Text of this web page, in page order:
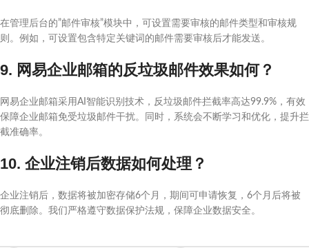
在管理后台的”邮件审核”模块中，可设置需要审核的邮件类型和审核规
则。例如，可设置包含特定关键词的邮件需要审核后才能发送。
9. 网易企业邮箱的反垃圾邮件效果如何？
网易企业邮箱采用AI智能识别技术，反垃圾邮件拦截率高达99.9%，有效
保障企业邮箱免受垃圾邮件干扰。同时，系统会不断学习和优化，提升拦
截准确率。
10. 企业注销后数据如何处理？
企业注销后，数据将被加密存储6个月，期间可申请恢复，6个月后将被
彻底删除。我们严格遵守数据保护法规，保障企业数据安全。